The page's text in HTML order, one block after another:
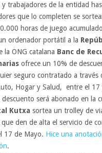
y trabajadores de la entidad
que lo completen se
horas de juego
ordenador portátil a la
la ONG catalana Banc de
ofrece un 10% de
seguro contratado a través
Hogar y Salud, entre el 17
descuento será abonado en la
Kutxa sortea un trolley de
que den de alta el servicio de
17 de Mayo. Hice una
.